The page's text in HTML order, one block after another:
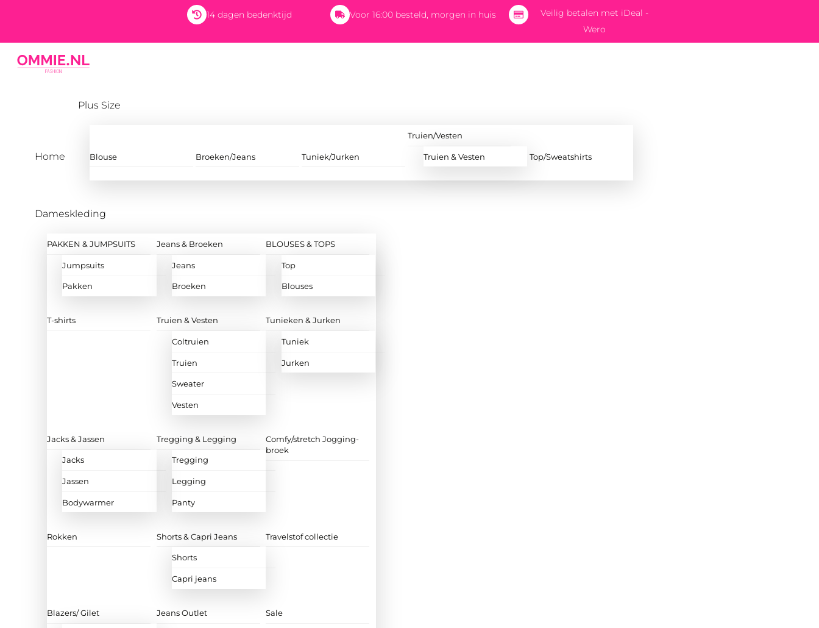
content
14 dagen bedenktijd Voor 16:00 besteld, morgen in huis
Veilig betalen met iDeal -
Wero
Home
Plus Size
Blouse Broeken/Jeans Tuniek/Jurken
Truien/Vesten
Truien & Vesten Top/Sweatshirts
Dameskleding
PAKKEN & JUMPSUITS
Jumpsuits
Pakken
Jeans & Broeken
Jeans
Broeken
BLOUSES & TOPS
Top
Blouses
T-shirts Truien & Vesten
Coltruien
Truien
Sweater
Vesten
Tunieken & Jurken
Tuniek
Jurken
Jacks & Jassen
Jacks
Jassen
Bodywarmer
Tregging & Legging
Tregging
Legging
Panty
Comfy/stretch Jogging-
broek
Rokken Shorts & Capri Jeans
Shorts
Capri jeans
Travelstof collectie
Blazers/ Gilet Jeans Outlet Sale